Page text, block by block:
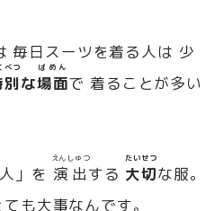
毎日スーツを着る人は 少
別
べつ
な場面
ばめん
で 着ることが多い
」を 演出
えんしゅつ
する 大切
たいせつ
な服。
も大事なんです。